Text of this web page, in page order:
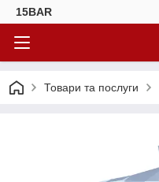
15BAR
Товари та послуги